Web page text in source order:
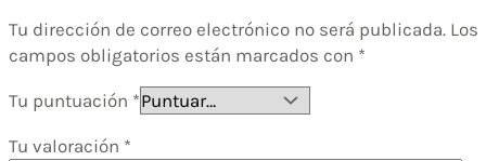
Tu dirección de correo electrónico no será publicada. Los
campos obligatorios están marcados con *
Tu puntuación *
Tu valoración *